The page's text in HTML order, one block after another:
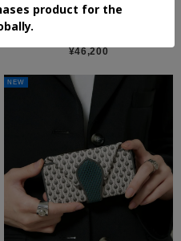
¥46,200
NEW